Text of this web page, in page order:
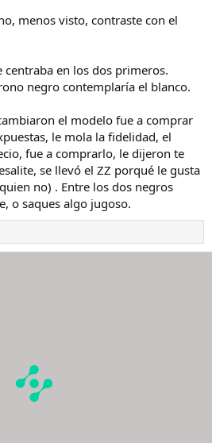
menos visto, contraste con el
en los dos primeros.
negro contemplaría el blanco.
el modelo fue a comprar
le mola la fidelidad, el
fue a comprarlo, le dijeron te
se llevó el ZZ porqué le gusta
no) . Entre los dos negros
o saques algo jugoso.